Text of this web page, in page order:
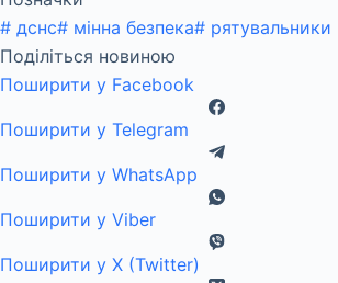
# дснс# мінна безпека# рятувальники
Поділіться новиною
Поширити у Facebook
Поширити у Telegram
Поширити у WhatsApp
Поширити у Viber
Поширити у X (Twitter)